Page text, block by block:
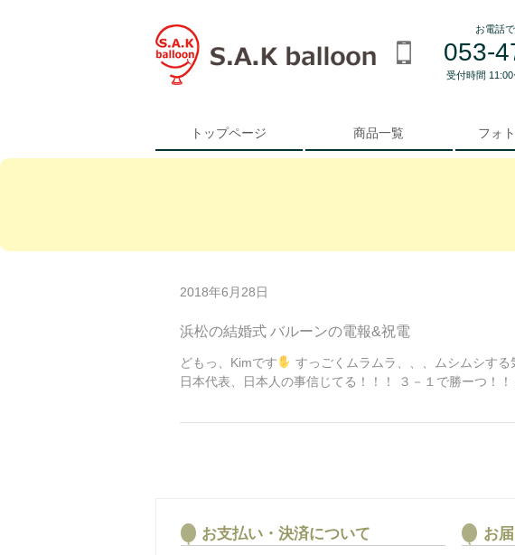
お電話
053-
受付時間
トップページ 商品一覧 フォ
2018年6月28日
浜松の結婚式 バルーンの電報&祝電
どもっ、Kimです
すっごくムラムラ、、、ムシムシす
日本代表、日本人の事信じてる！！！ ３－１で勝ーつ！
お支払い・決済について お